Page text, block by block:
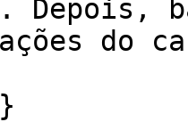
Depois,
do